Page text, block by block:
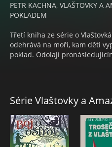
PETR KACHNA, VLAŠTOVKY A
POKLADEM
Třetí kniha ze série o
odehrává na moři, kam děti
poklad. Odolají
Petr Kachna je třetí díl
Walkerová si během minulých
fantazii vysloužilého
knize ožívá. A proč ne?
Jimem alias kapitánem
moře, protože Petr Kachna ví,
Série Vlaštovky a